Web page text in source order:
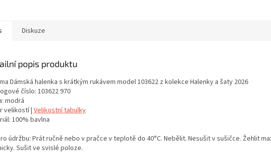
Diskuze
popis produktu
Dámská halenka s krátkým rukávem model 103622 z kolekce Halenky a šaty 2026
číslo: 103622 970
modrá
velikostí |Velikostní tabulky
100% bavlna
údržbu: Prát ručně nebo v pračce v teplotě do 40°C. Nebělit. Nesušit v sušičce. Žehlit
Sušit ve svislé poloze.